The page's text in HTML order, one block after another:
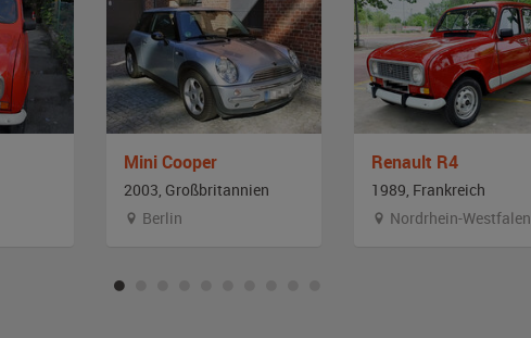
Mini Cooper
2003, Großbritannien
Berlin
Renault R4
1989, Frankreich
Nordrhein-Westfalen